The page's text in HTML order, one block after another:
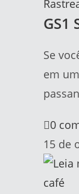
GS1
Se
em
0
15 de